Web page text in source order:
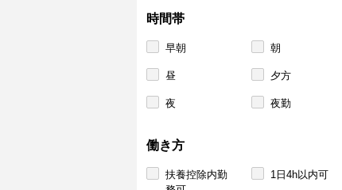
時間帯
早朝 朝
昼 夕方
夜 夜勤
働き方
扶養控除内勤
1日4h以内可